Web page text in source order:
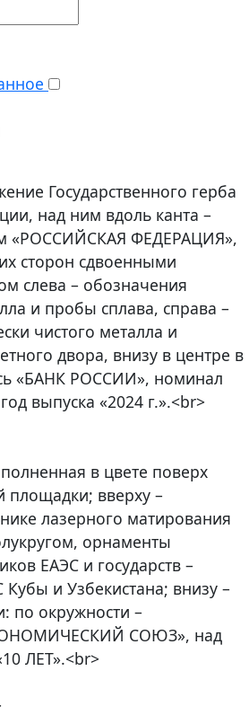
Государственного герба
над ним вдоль канта –
«РОССИЙСКАЯ ФЕДЕРАЦИЯ»,
сторон сдвоенными
слева – обозначения
и пробы сплава, справа –
чистого металла и
двора, внизу в центре в
«БАНК РОССИИ», номинал
выпуска «2024 г.».<br>
в цвете поверх
площадки; вверху –
лазерного матирования
орнаменты
ЕАЭС и государств –
и Узбекистана; внизу –
по окружности –
СОЮЗ», над
ЛЕТ».<br>